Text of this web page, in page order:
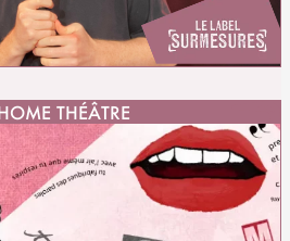
THÉÂTRE